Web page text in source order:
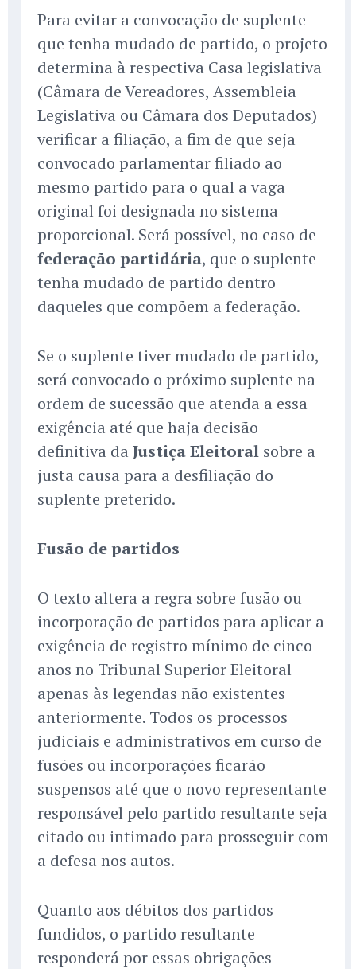
Para evitar a convocação de suplente
que tenha mudado de partido, o projeto
determina à respectiva Casa legislativa
(Câmara de Vereadores, Assembleia
Legislativa ou Câmara dos Deputados)
verificar a filiação, a fim de que seja
convocado parlamentar filiado ao
mesmo partido para o qual a vaga
original foi designada no sistema
proporcional. Será possível, no caso de
federação partidária, que o suplente
tenha mudado de partido dentro
daqueles que compõem a federação.
Se o suplente tiver mudado de partido,
será convocado o próximo suplente na
ordem de sucessão que atenda a essa
exigência até que haja decisão
definitiva da Justiça Eleitoral sobre a
justa causa para a desfiliação do
suplente preterido.
Fusão de partidos
O texto altera a regra sobre fusão ou
incorporação de partidos para aplicar a
exigência de registro mínimo de cinco
anos no Tribunal Superior Eleitoral
apenas às legendas não existentes
anteriormente. Todos os processos
judiciais e administrativos em curso de
fusões ou incorporações ficarão
suspensos até que o novo representante
responsável pelo partido resultante seja
citado ou intimado para prosseguir com
a defesa nos autos.
Quanto aos débitos dos partidos
fundidos, o partido resultante
responderá por essas obrigações